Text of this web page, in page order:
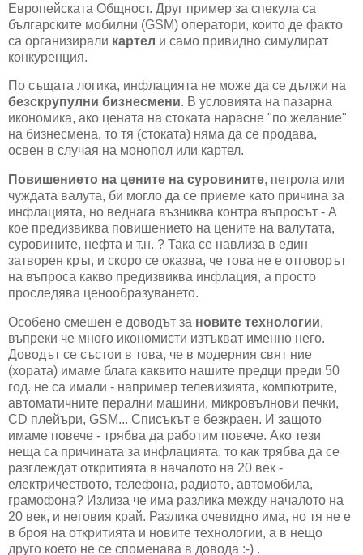
Европейската Общност. Друг пример за спекула са
българските мобилни (GSM) оператори, които де факто
са организирали картел и само привидно симулират
конкуренция.
По същата логика, инфлацията не може да се дължи на
безскрупулни бизнесмени. В условията на пазарна
икономика, ако цената на стоката нарасне "по желание"
на бизнесмена, то тя (стоката) няма да се продава,
освен в случая на монопол или картел.
Повишението на цените на суровините, петрола или
чуждата валута, би могло да се приеме като причина за
инфлацията, но веднага възниква контра въпросът - А
кое предизвиква повишението на цените на валутата,
суровините, нефта и т.н. ? Така се навлиза в един
затворен кръг, и скоро се оказва, че това не е отговорът
на въпроса какво предизвиква инфлация, а просто
проследява ценообразуването.
Особено смешен е доводът за новите технологии,
въпреки че много икономисти изтъкват именно него.
Доводът се състои в това, че в модерния свят ние
(хората) имаме блага каквито нашите предци преди 50
год. не са имали - например телевизията, компютрите,
автоматичните перални машини, микровълнови печки,
CD плейъри, GSM... Списъкът е безкраен. И защото
имаме повече - трябва да работим повече. Ако тези
неща са причината за инфлацията, то как трябва да се
разглеждат откритията в началото на 20 век -
електричеството, телефона, радиото, автомобила,
грамофона? Излиза че има разлика между началото на
20 век, и неговия край. Разлика очевидно има, но тя не е
в броя на откритията и новите технологии, а в нещо
друго което не се споменава в довода :-) .